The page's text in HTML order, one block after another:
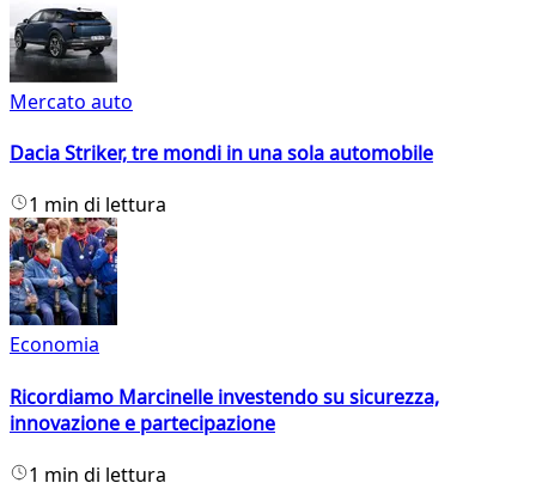
Mercato auto
Dacia Striker, tre mondi in una sola automobile
1 min di lettura
Economia
Ricordiamo Marcinelle investendo su sicurezza,
innovazione e partecipazione
1 min di lettura